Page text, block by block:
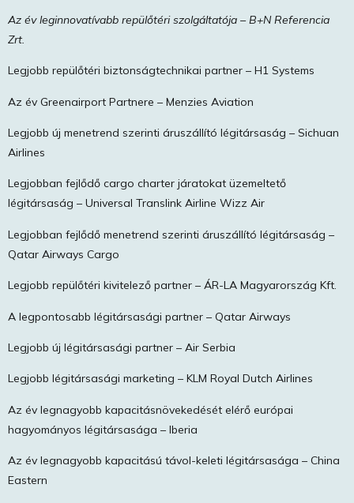
Az év leginnovatívabb repülőtéri szolgáltatója – B+N Referencia
Zrt.
Legjobb repülőtéri biztonságtechnikai partner – H1 Systems
Az év Greenairport Partnere – Menzies Aviation
Legjobb új menetrend szerinti áruszállító légitársaság – Sichuan
Airlines
Legjobban fejlődő cargo charter járatokat üzemeltető
légitársaság – Universal Translink Airline Wizz Air
Legjobban fejlődő menetrend szerinti áruszállító légitársaság –
Qatar Airways Cargo
Legjobb repülőtéri kivitelező partner – ÁR-LA Magyarország Kft.
A legpontosabb légitársasági partner – Qatar Airways
Legjobb új légitársasági partner – Air Serbia
Legjobb légitársasági marketing – KLM Royal Dutch Airlines
Az év legnagyobb kapacitásnövekedését elérő európai
hagyományos légitársasága – Iberia
Az év legnagyobb kapacitású távol-keleti légitársasága – China
Eastern